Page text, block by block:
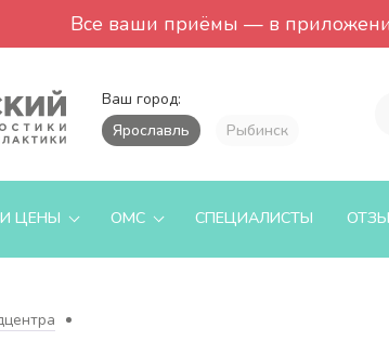
Все ваши приёмы — в
Ваш город:
Ярославль
Рыбинск
ЦЕНЫ ОМС СПЕЦИАЛИСТЫ